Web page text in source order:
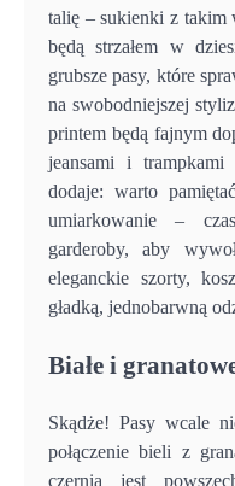
talię – sukienki z takim
będą strzałem w
grubsze pasy, które
na swobodniejszej
printem będą fajnym
jeansami i
dodaje: warto
umiarkowanie –
garderoby, aby
eleganckie szorty,
gładką, jednobarwną
Białe i
Skądże! Pasy wcale
połączenie bieli z
czernią jest